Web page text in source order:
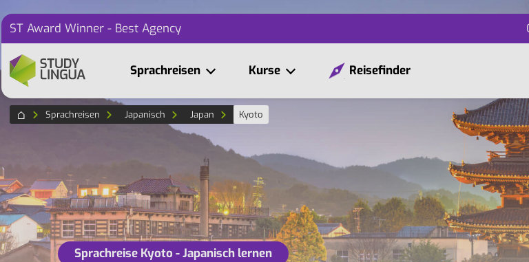
ST Award Winner - Best Agency
Sprachreisen Kurse Reisefinder
Sprachreisen Japanisch Japan Kyoto
Sprachreise Kyoto - Japanisch lernen